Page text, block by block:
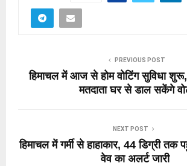
PREVIOUS POST
हिमाचल में आज से होम वोटिंग सुविधा
मतदाता घर से डाल सकेंगे
NEXT POST
हिमाचल में गर्मी से हाहाकार, 44 डिग्री तक
वेव का अलर्ट जारी